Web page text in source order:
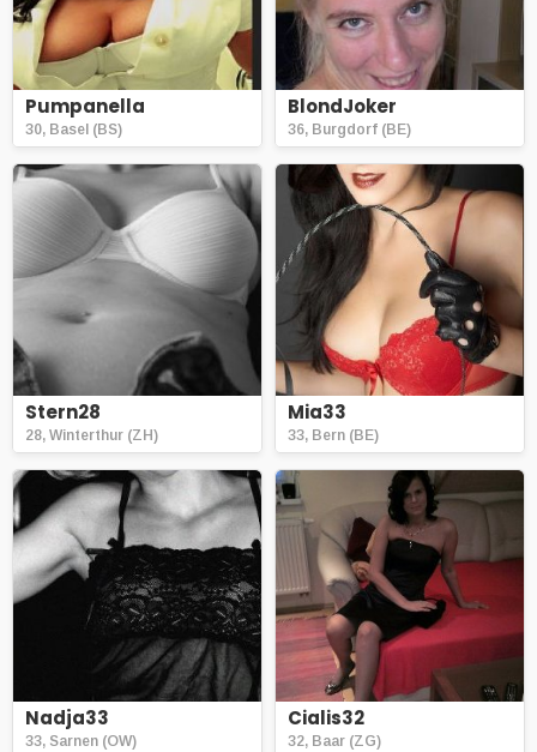
Pumpanella
30, Basel (BS)
BlondJoker
36, Burgdorf (BE)
Stern28
28, Winterthur (ZH)
Mia33
33, Bern (BE)
Nadja33
33, Sarnen (OW)
Cialis32
32, Baar (ZG)